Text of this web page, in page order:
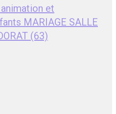
animation et
MARIAGE SALLE
(63)